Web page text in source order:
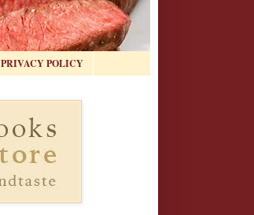
PRIVACY POLICY